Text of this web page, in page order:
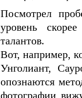
Посмотрел
уровень
талантов.
Вот, например,
Унголиант,
опознаются
фотографии